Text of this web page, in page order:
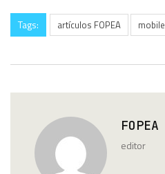
Tags: artículos FOPEA mobile
FOPEA
editor